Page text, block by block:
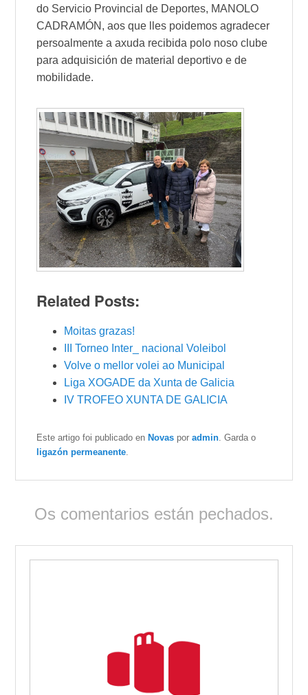
do Servicio Provincial de Deportes, MANOLO
CADRAMÓN, aos que lles poidemos agradecer
persoalmente a axuda recibida polo noso clube
para adquisición de material deportivo e de
mobilidade.
Related Posts:
Moitas grazas!
III Torneo Inter_ nacional Voleibol
Volve o mellor volei ao Municipal
Liga XOGADE da Xunta de Galicia
IV TROFEO XUNTA DE GALICIA
Este artigo foi publicado en Novas poradmin . Garda o
ligazón permeanente
Os comentarios están pechados.